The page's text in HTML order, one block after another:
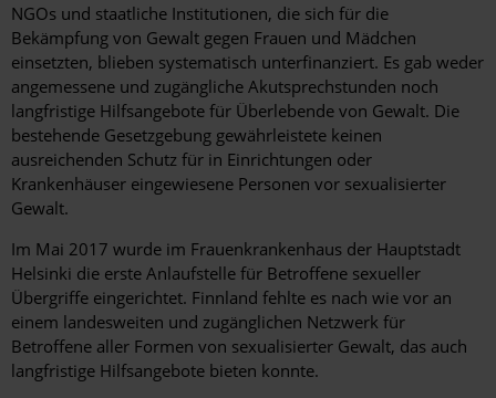
NGOs und staatliche Institutionen, die sich für die
Bekämpfung von Gewalt gegen Frauen und Mädchen
einsetzten, blieben systematisch unterfinanziert. Es gab weder
angemessene und zugängliche Akutsprechstunden noch
langfristige Hilfsangebote für Überlebende von Gewalt. Die
bestehende Gesetzgebung gewährleistete keinen
ausreichenden Schutz für in Einrichtungen oder
Krankenhäuser eingewiesene Personen vor sexualisierter
Gewalt.
Im Mai 2017 wurde im Frauenkrankenhaus der Hauptstadt
Helsinki die erste Anlaufstelle für Betroffene sexueller
Übergriffe eingerichtet. Finnland fehlte es nach wie vor an
einem landesweiten und zugänglichen Netzwerk für
Betroffene aller Formen von sexualisierter Gewalt, das auch
langfristige Hilfsangebote bieten konnte.